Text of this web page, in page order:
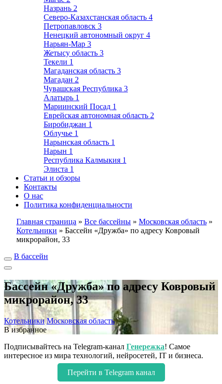
Назрань 2
Северо-Казахстанская область 4
Петропавловск 3
Ненецкий автономный округ 4
Нарьян-Мар 3
Жетысу область 3
Текели 1
Магаданская область 3
Магадан 2
Чувашская Республика 3
Алатырь 1
Мариинский Посад 1
Еврейская автономная область 2
Биробиджан 1
Облучье 1
Нарынская область 1
Нарын 1
Республика Калмыкия 1
Элиста 1
Статьи и обзоры
Контакты
О нас
Политика конфиденциальности
Главная страница » Все бассейны » Московская область »
Котельники » Бассейн «Дружба» по адресу Ковровый
микрорайон, 33
В бассейн
Бассейн «Дружба» по адресу Ковровый
микрорайон, 33
Котельники Московская область
В избранное
Подписывайтесь на Telegram-канал Генережка! Самое
интересное из мира технологий, нейросетей, IT и бизнеса.
Перейти в Telegram канал